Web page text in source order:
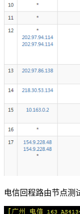
电信回程路由节点测